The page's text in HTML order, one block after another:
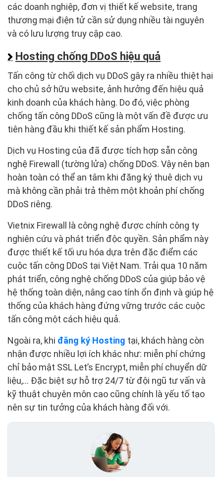
các doanh nghiệp, đơn vị thiết kế website, trang
thương mại điện tử cần sử dụng nhiều tài nguyên
và có lưu lượng truy cập cao.
Hosting chống DDoS hiệu quả
Tấn công từ chối dịch vụ DDoS gây ra nhiều thiệt hại
cho chủ sở hữu website, ảnh hưởng đến hiệu quả
kinh doanh của khách hàng. Do đó, việc phòng
chống tấn công DDoS cũng là một vấn đề được ưu
tiên hàng đầu khi thiết kế sản phẩm Hosting.
Dịch vụ Hosting của đã được tích hợp sẵn công
nghệ Firewall (tường lửa) chống DDoS. Vậy nên bạn
hoàn toàn có thể an tâm khi đăng ký thuê dịch vụ
mà không cần phải trả thêm một khoản phí chống
DDoS riêng.
Vietnix Firewall là công nghệ được chính công ty
nghiên cứu và phát triển độc quyền. Sản phẩm này
được thiết kế tối ưu hóa dựa trên đặc điểm các
cuộc tấn công DDoS tại Việt Nam. Trải qua 10 năm
phát triển, công nghệ chống DDoS của giúp bảo vệ
hệ thống toàn diện, nâng cao tính ổn định và giúp hệ
thống của khách hàng đứng vững trước các cuộc
tấn công một cách hiệu quả.
Ngoài ra, khi đăng ký Hosting tại, khách hàng còn
nhận được nhiều lợi ích khác như: miễn phí chứng
chỉ bảo mật SSL Let’s Encrypt, miễn phí chuyển dữ
liệu,... Đặc biệt sự hỗ trợ 24/7 từ đội ngũ tư vấn và
kỹ thuật chuyên môn cao cũng chính là yếu tố tạo
nên sự tin tưởng của khách hàng đối với.